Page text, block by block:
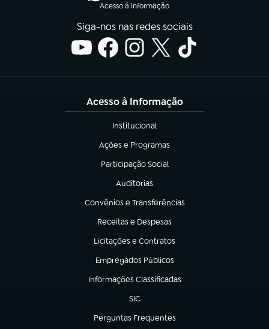
Acesso à Informação
Siga-nos nas redes sociais
Acesso à Informação
Institucional
(abre em nova aba)
Ações e Programas
(abre em nova aba)
Participação Social
(abre em nova aba)
Auditorias
(abre em nova aba)
Convênios e Transferências
(abre em nova aba)
Receitas e Despesas
(abre em nova aba)
Licitações e Contratos
(abre em nova aba)
Empregados Públicos
(abre em nova aba)
Informações Classificadas
(abre em nova aba)
SIC
(abre em nova aba)
Perguntas Frequentes
(abre em nova aba)